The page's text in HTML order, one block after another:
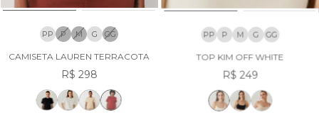
PP P M G GG
CAMISETA LAUREN TERRACOTA
R$ 298
PP P M G GG
TOP KIM OFF WHITE
R$ 249